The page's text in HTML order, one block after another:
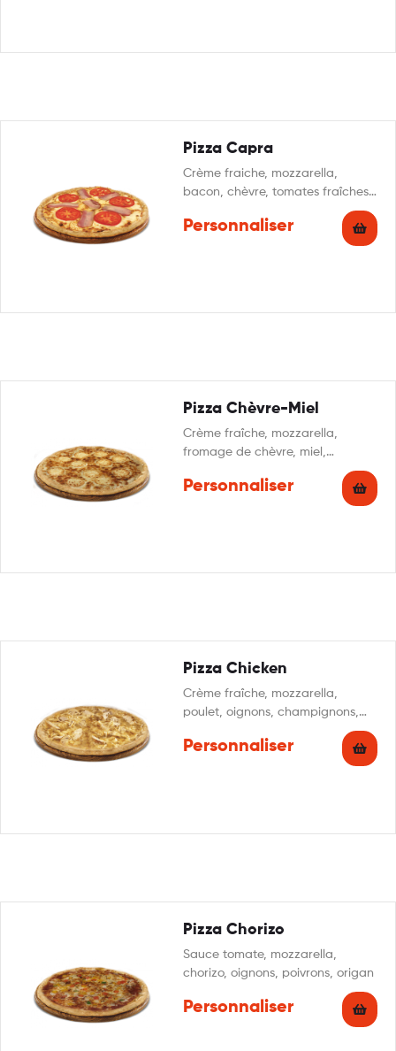
Pizza Capra
Crème fraiche, mozzarella,
bacon, chèvre, tomates fraîches,
Personnaliser
Pizza Chèvre-Miel
Crème fraîche, mozzarella,
fromage de chèvre, miel,
Personnaliser
Pizza Chicken
Crème fraîche, mozzarella,
poulet, oignons, champignons,
Personnaliser
Pizza Chorizo
Sauce tomate, mozzarella,
chorizo, oignons, poivrons, origan
Personnaliser